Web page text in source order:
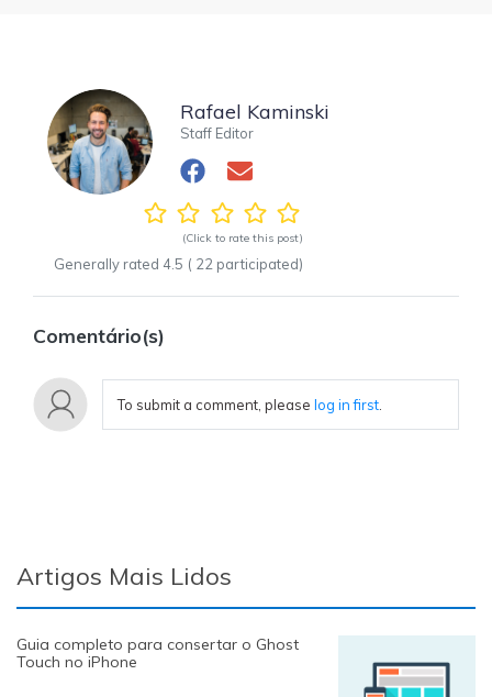
Rafael Kaminski
Staff Editor
(Click to rate this post)
Generally rated 4.5 ( 22 participated)
Comentário(s)
To submit a comment, please log in first.
Artigos Mais Lidos
Guia completo para consertar o Ghost
Touch no iPhone